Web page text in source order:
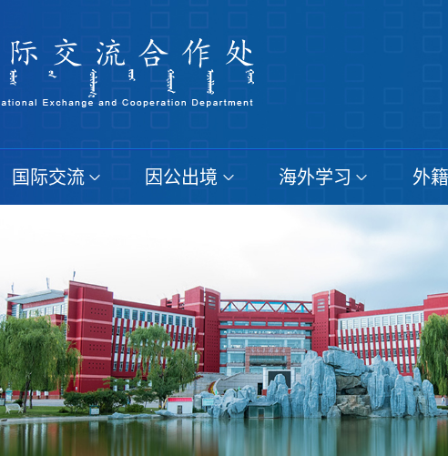
国际交流 因公出境 海外学习 外